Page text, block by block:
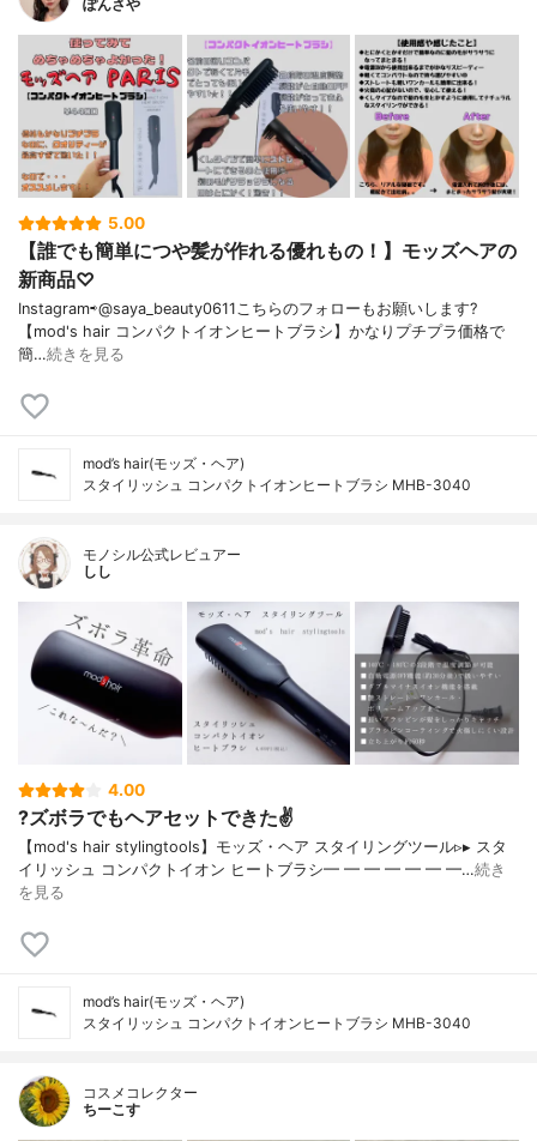
ぽんさや
5.00
【誰でも簡単につや髪が作れる優れもの！】モッズヘアの
新商品♡
Instagram⇨@saya_beauty0611こちらのフォローもお願いします?
【mod's hair コンパクトイオンヒートブラシ】かなりプチプラ価格で
簡…続きを見る
mod’s hair(モッズ・ヘア)
スタイリッシュ コンパクトイオンヒートブラシ MHB-3040
モノシル公式レビュアー
しし
4.00
?ズボラでもヘアセットできた✌️
【mod's hair stylingtools】モッズ・ヘア スタイリングツール▹▸ スタ
イリッシュ コンパクトイオン ヒートブラシ━ ━ ━ ━ ━ ━ ━…続き
を見る
mod’s hair(モッズ・ヘア)
スタイリッシュ コンパクトイオンヒートブラシ MHB-3040
コスメコレクター
ちーこす